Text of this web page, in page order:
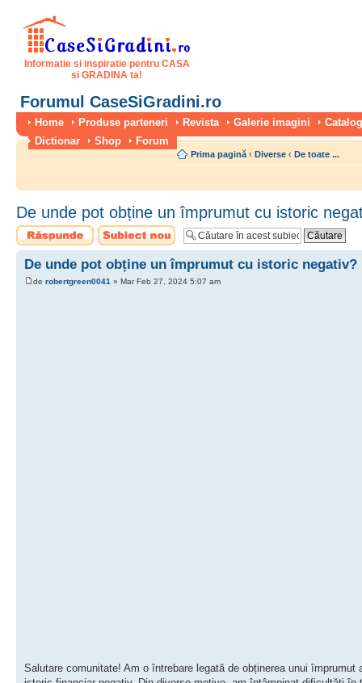
Informatie si inspiratie pentru CASA
si GRADINA ta!
Forumul CaseSiGradini.ro
Home Produse parteneri Revista Galerie imagini
Dictionar
Shop Forum
Prima pagină ‹ Diverse ‹ De toate ...
De unde pot obține un împrumut cu istoric
Scrie un răspuns
Scrie un subiect
nou
De unde pot obține un împrumut cu istoric negativ?
de robertgreen0041 » Mar Feb 27, 2024 5:07 am
Salutare comunitate! Am o întrebare legată de obținerea unui împrumut